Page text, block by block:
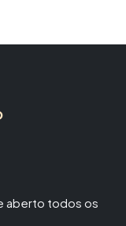
aberto todos os